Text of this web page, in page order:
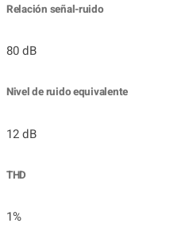
Relación señal-ruido
80 dB
Nivel de ruido equivalente
12 dB
THD
1%